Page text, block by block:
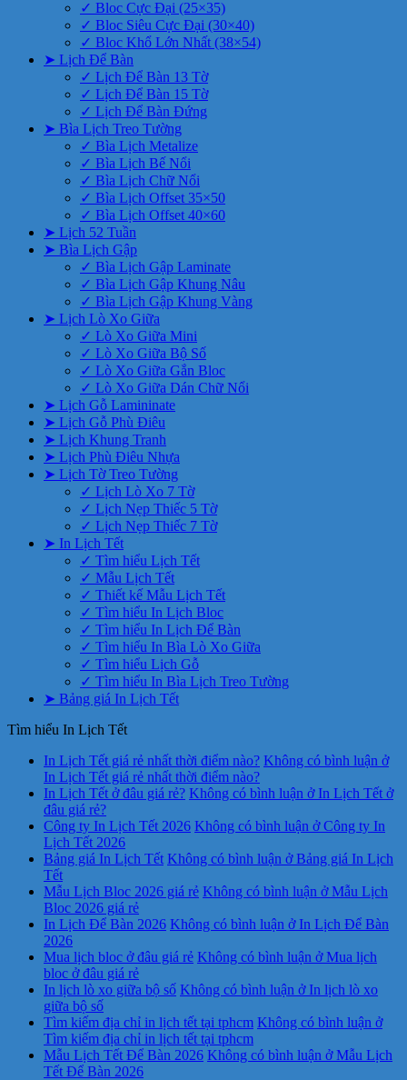
✓ Bloc Cực Đại (25×35)
✓ Bloc Siêu Cực Đại (30×40)
✓ Bloc Khổ Lớn Nhất (38×54)
➤ Lịch Để Bàn
✓ Lịch Để Bàn 13 Tờ
✓ Lịch Để Bàn 15 Tờ
✓ Lịch Để Bàn Đứng
➤ Bìa Lịch Treo Tường
✓ Bìa Lịch Metalize
✓ Bìa Lịch Bế Nổi
✓ Bìa Lịch Chữ Nổi
✓ Bìa Lịch Offset 35×50
✓ Bìa Lịch Offset 40×60
➤ Lịch 52 Tuần
➤ Bìa Lịch Gập
✓ Bìa Lịch Gập Laminate
✓ Bìa Lịch Gập Khung Nâu
✓ Bìa Lịch Gập Khung Vàng
➤ Lịch Lò Xo Giữa
✓ Lò Xo Giữa Mini
✓ Lò Xo Giữa Bộ Số
✓ Lò Xo Giữa Gắn Bloc
✓ Lò Xo Giữa Dán Chữ Nổi
➤ Lịch Gỗ Lamininate
➤ Lịch Gỗ Phù Điêu
➤ Lịch Khung Tranh
➤ Lịch Phù Điêu Nhựa
➤ Lịch Tờ Treo Tường
✓ Lịch Lò Xo 7 Tờ
✓ Lịch Nẹp Thiếc 5 Tờ
✓ Lịch Nẹp Thiếc 7 Tờ
➤ In Lịch Tết
✓ Tìm hiểu Lịch Tết
✓ Mẫu Lịch Tết
✓ Thiết kế Mẫu Lịch Tết
✓ Tìm hiểu In Lịch Bloc
✓ Tìm hiểu In Lịch Để Bàn
✓ Tìm hiểu In Bìa Lò Xo Giữa
✓ Tìm hiểu Lịch Gỗ
✓ Tìm hiểu In Bìa Lịch Treo Tường
➤ Bảng giá In Lịch Tết
Tìm hiểu In Lịch Tết
In Lịch Tết giá rẻ nhất thời điểm nào? Không có bình luận ở
In Lịch Tết giá rẻ nhất thời điểm nào?
In Lịch Tết ở đâu giá rẻ? Không có bình luận ở In Lịch Tết ở
đâu giá rẻ?
Công ty In Lịch Tết 2026 Không có bình luận ở Công ty In
Lịch Tết 2026
Bảng giá In Lịch Tết Không có bình luận ở Bảng giá In Lịch
Tết
Mẫu Lịch Bloc 2026 giá rẻ Không có bình luận ở Mẫu Lịch
Bloc 2026 giá rẻ
In Lịch Để Bàn 2026 Không có bình luận ở In Lịch Để Bàn
2026
Mua lịch bloc ở đâu giá rẻ Không có bình luận ở Mua lịch
bloc ở đâu giá rẻ
In lịch lò xo giữa bộ số Không có bình luận ở In lịch lò xo
giữa bộ số
Tìm kiếm địa chỉ in lịch tết tại tphcm Không có bình luận ở
Tìm kiếm địa chỉ in lịch tết tại tphcm
Mẫu Lịch Tết Để Bàn 2026 Không có bình luận ở Mẫu Lịch
Tết Để Bàn 2026